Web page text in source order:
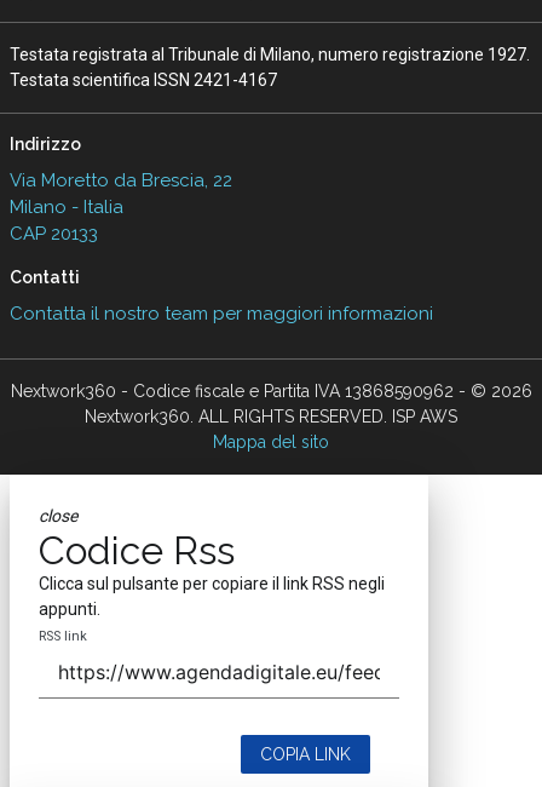
Testata registrata al Tribunale di Milano, numero registrazione 1927.
Testata scientifica ISSN 2421-4167
Indirizzo
Via Moretto da Brescia, 22
Milano - Italia
CAP 20133
Contatti
Contatta il nostro team per maggiori informazioni
Nextwork360 - Codice fiscale e Partita IVA 13868590962 - © 2026
Nextwork360. ALL RIGHTS RESERVED. ISP AWS
Mappa del sito
close
Codice Rss
Clicca sul pulsante per copiare il link RSS negli
appunti.
RSS link
COPIA LINK